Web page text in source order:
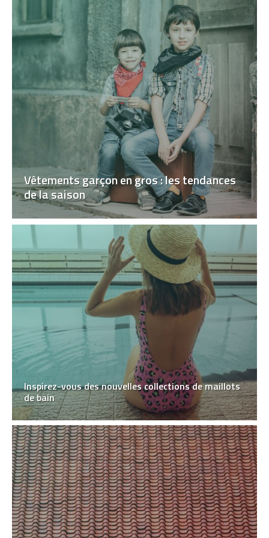
Vêtements garçon en gros : les tendances
de la saison
Inspirez-vous des nouvelles collections de maillots
de bain